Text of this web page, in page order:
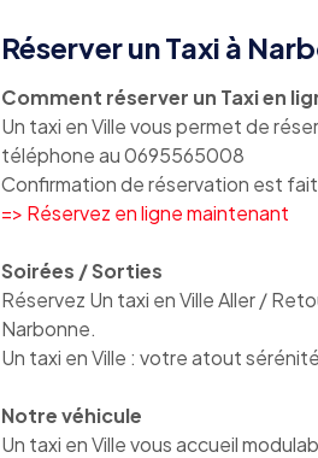
Réserver un Taxi à
Comment réserver un Taxi en
Un taxi en Ville vous permet de
téléphone au 0695565008
Confirmation de réservation est
=> Réservez en ligne maintenant
Soirées / Sorties
Réservez Un taxi en Ville Aller /
Narbonne.
Un taxi en Ville : votre atout sérénité
Notre véhicule
Un taxi en Ville vous accueil